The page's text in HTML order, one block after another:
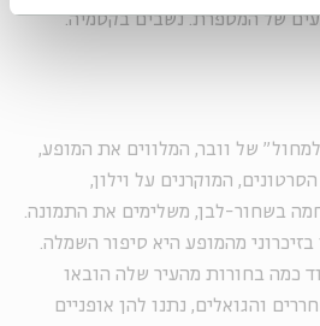
של המספרת. נשבים בקסמיה.
של וובר, המלווים את המופע,
המוקרנים על וילון,
בשחור-לבן, משלימים את התמונה.
מהמופע היא סיפור השמלה.
כמה בחורות מהעיר שלה הובאו
והגואלים, נתנו להן אופניים